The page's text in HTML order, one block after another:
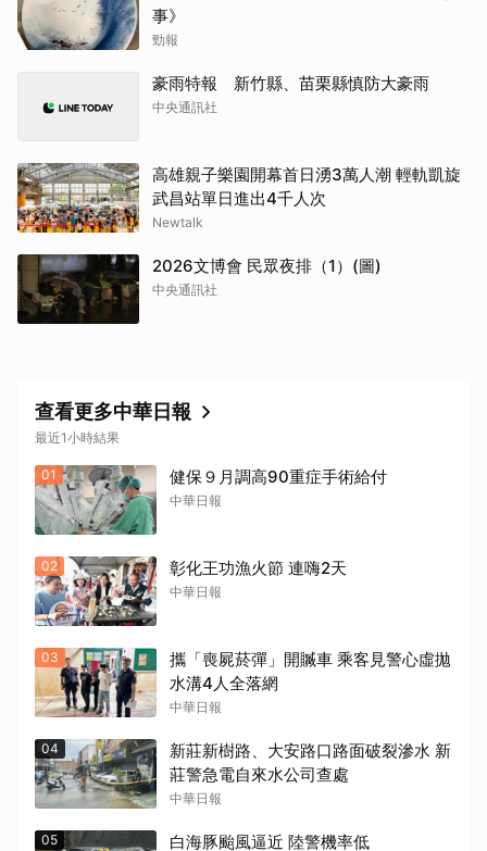
事》
勁報
豪雨特報 新竹縣、苗栗縣慎防大豪雨
中央通訊社
高雄親子樂園開幕首日湧3萬人潮 輕軌凱旋
武昌站單日進出4千人次
Newtalk
2026文博會 民眾夜排（1）(圖)
中央通訊社
查看更多中華日報
最近1小時結果
01 健保９月調高90重症手術給付
中華日報
02 彰化王功漁火節 連嗨2天
中華日報
03
攜「喪屍菸彈」開贓車 乘客見警心虛拋
水溝4人全落網
中華日報
04
新莊新樹路、大安路口路面破裂滲水 新
莊警急電自來水公司查處
中華日報
05 白海豚颱風逼近 陸警機率低